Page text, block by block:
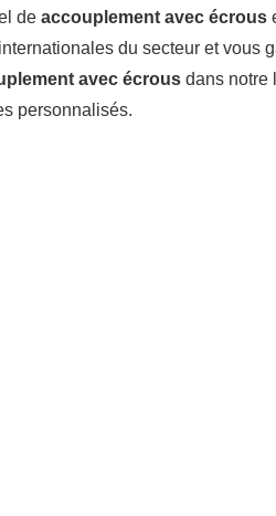
de accouplement avec écrous
du secteur et vous
avec écrous dans notre
personnalisés.